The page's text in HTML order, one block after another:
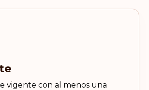
vigente con al menos una